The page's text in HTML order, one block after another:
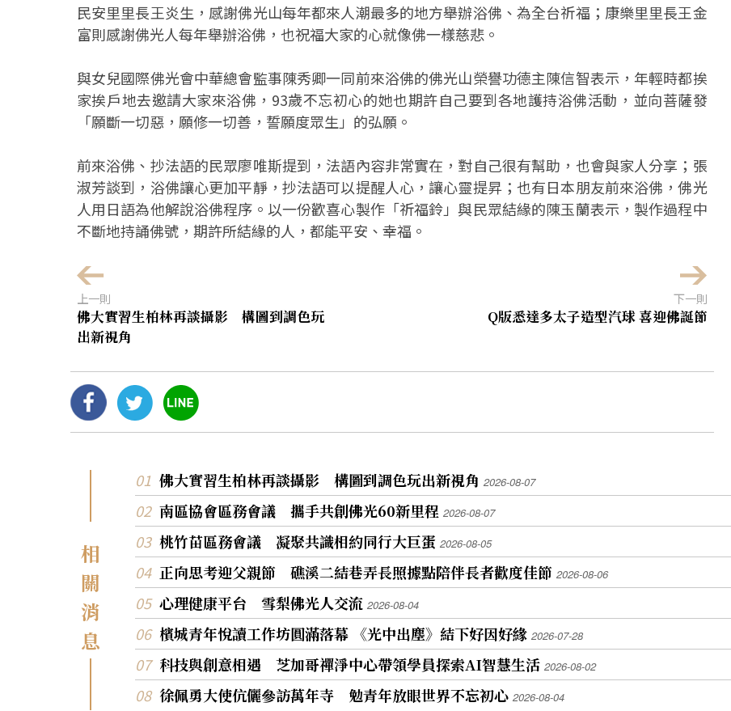
民安里里長王炎生，感謝佛光山每年都來人潮最多的地方舉辦浴佛、為全台祈福；康樂里里長王金
富則感謝佛光人每年舉辦浴佛，也祝福大家的心就像佛一樣慈悲。
與女兒國際佛光會中華總會監事陳秀卿一同前來浴佛的佛光山榮譽功德主陳信智表示，年輕時都挨
家挨戶地去邀請大家來浴佛，93歲不忘初心的她也期許自己要到各地護持浴佛活動，並向菩薩發
「願斷一切惡，願修一切善，誓願度眾生」的弘願。
前來浴佛、抄法語的民眾廖唯斯提到，法語內容非常實在，對自己很有幫助，也會與家人分享；張
淑芳談到，浴佛讓心更加平靜，抄法語可以提醒人心，讓心靈提昇；也有日本朋友前來浴佛，佛光
人用日語為他解說浴佛程序。以一份歡喜心製作「祈福鈴」與民眾結緣的陳玉蘭表示，製作過程中
不斷地持誦佛號，期許所結緣的人，都能平安、幸福。
上一則
佛大實習生柏林再談攝影 構圖到調色玩
出新視角
下一則
Q版悉達多太子造型汽球 喜迎佛誕節
相
關
消
息
佛大實習生柏林再談攝影 構圖到調色玩出新視角 2026-08-07
南區協會區務會議 攜手共創佛光60新里程 2026-08-07
桃竹苗區務會議 凝聚共識相約同行大巨蛋 2026-08-05
正向思考迎父親節 礁溪二結巷弄長照據點陪伴長者歡度佳節 2026-08-06
心理健康平台 雪梨佛光人交流 2026-08-04
檳城青年悅讀工作坊圓滿落幕 《光中出塵》結下好因好緣 2026-07-28
科技與創意相遇 芝加哥禪淨中心帶領學員探索AI智慧生活 2026-08-02
徐佩勇大使伉儷參訪萬年寺 勉青年放眼世界不忘初心 2026-08-04